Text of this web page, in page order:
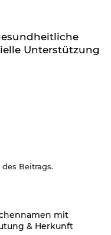
Unterstützung
des Beitrags.
mit
& Herkunft